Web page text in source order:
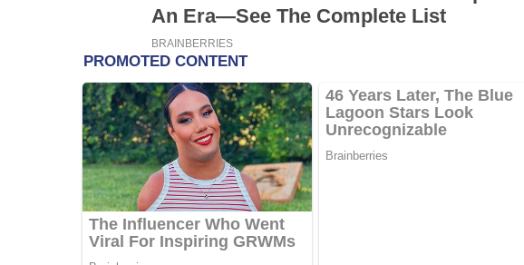
KËSHILLA & IDE
Pse Nuk Duhet të Përdorni
Letrën e Aluminit për Ruajtjen
e Ushqimeve
AGROWEB